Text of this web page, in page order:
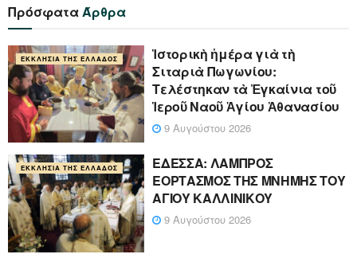
ΠρόσφαταΆρθρα
ΕΚΚΛΗΣΊΑ ΤΗΣ ΕΛΛΆΔΟΣ
Ἱστορικὴ ἡμέρα γιὰ τὴ
Σιταριὰ Πωγωνίου:
Τελέστηκαν τὰ Ἐγκαίνια τοῦ
Ἱεροῦ Ναοῦ Ἁγίου Ἀθανασίου
9 Αυγούστου 2026
ΕΚΚΛΗΣΊΑ ΤΗΣ ΕΛΛΆΔΟΣ
ΕΔΕΣΣΑ: ΛΑΜΠΡΟΣ
ΕΟΡΤΑΣΜΟΣ ΤΗΣ ΜΝΗΜΗΣ ΤΟΥ
ΑΓΙΟΥ ΚΑΛΛΙΝΙΚΟΥ
9 Αυγούστου 2026